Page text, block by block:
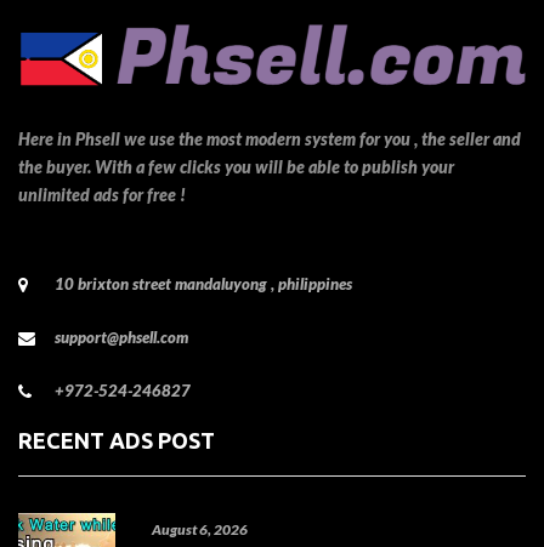
Here in Phsell we use the most modern system for you , the seller and
the buyer. With a few clicks you will be able to publish your
unlimited ads for free !
10 brixton street mandaluyong , philippines
support@phsell.com
+972-524-246827
RECENT ADS POST
August 6, 2026